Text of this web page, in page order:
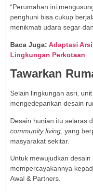
“Perumahan ini
penghuni bisa cukup
menikmati udara segar
Baca Juga: Adaptasi
Lingkungan Perkotaan
Tawarkan
Selain lingkungan asri,
mengedepankan desain
Desain hunian itu selaras
community living , yang
masyarakat sekitar.
Untuk mewujudkan
mempercayakannya
Awal & Partners.